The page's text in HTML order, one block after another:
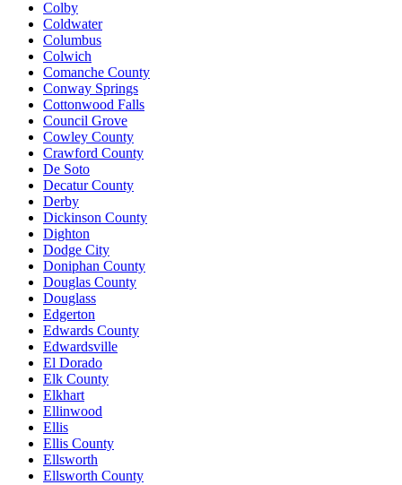
Colby
Coldwater
Columbus
Colwich
Comanche County
Conway Springs
Cottonwood Falls
Council Grove
Cowley County
Crawford County
De Soto
Decatur County
Derby
Dickinson County
Dighton
Dodge City
Doniphan County
Douglas County
Douglass
Edgerton
Edwards County
Edwardsville
El Dorado
Elk County
Elkhart
Ellinwood
Ellis
Ellis County
Ellsworth
Ellsworth County